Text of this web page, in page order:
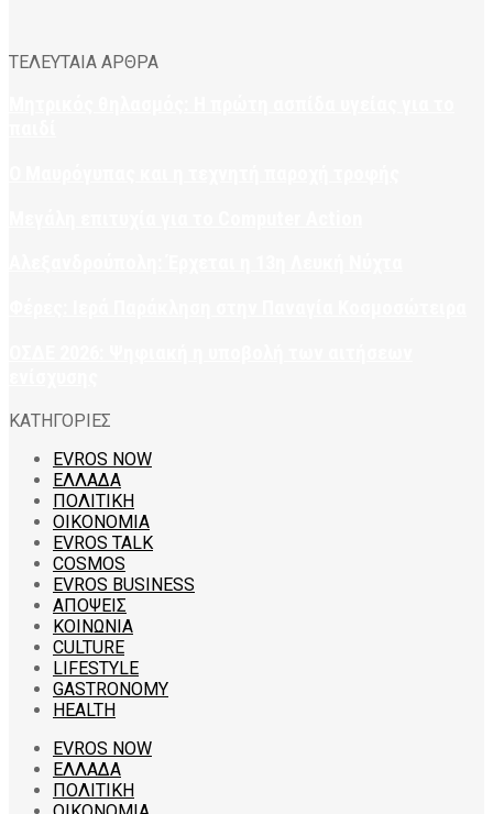
ΤΕΛΕΥΤΑΙΑ ΑΡΘΡΑ
ΚΑΤΗΓΟΡΙΕΣ
EVROS NOW
ΕΛΛΑΔΑ
ΠΟΛΙΤΙΚΗ
ΟΙΚΟΝΟΜΙΑ
EVROS TALK
COSMOS
EVROS BUSINESS
ΑΠΟΨΕΙΣ
ΚΟΙΝΩΝΙΑ
CULTURE
LIFESTYLE
GASTRONOMY
HEALTH
EVROS NOW
ΕΛΛΑΔΑ
ΠΟΛΙΤΙΚΗ